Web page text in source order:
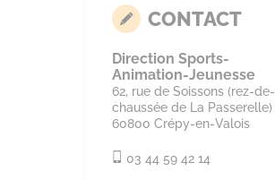
CONTACT
Direction Sports-
Animation-Jeunesse
62, rue de Soissons (rez-de-
chaussée de La Passerelle)
60800 Crépy-en-Valois
03 44 59 42 14